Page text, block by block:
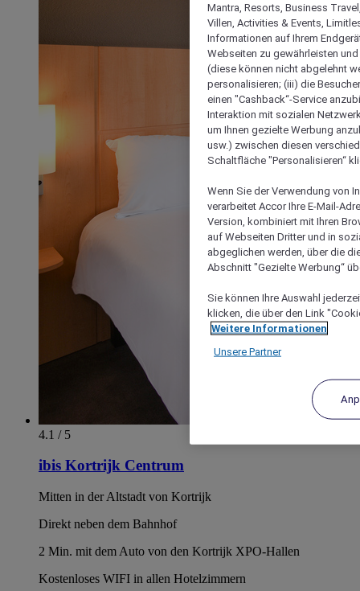
4.1 / 5
ibis Kortrijk Centrum
Mitten in der Altstadt von Kortrijk
Direkt neben dem Bahnhof
2 Min. mit dem Auto von den Kortrijk XPO-Hallen
Kostenloses WIFI in allen Hotelzimmern
Mantra, Resorts, Business
Villen, Activities & Events,
Informationen auf Ihrem
Webseiten zu gewährleisten
(diese können nicht abgelehnt
personalisieren; (iii) die
einen "Cashback“-Service
Interaktion mit sozialen
um Ihnen gezielte Werbung
usw.) zwischen diesen
Schaltfläche "Personalisieren“
Wenn Sie der Verwendung von
verarbeitet Accor Ihre E-Mail-
Version, kombiniert mit Ihren
auf Webseiten Dritter und in
abgeglichen werden, über die
Abschnitt "Gezielte Werbung“
Sie können Ihre Auswahl
klicken, die über den Link
Weitere Informationen
Unsere Partner